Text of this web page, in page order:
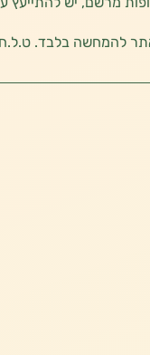
להמחשה בלבד. ט.ל.ח